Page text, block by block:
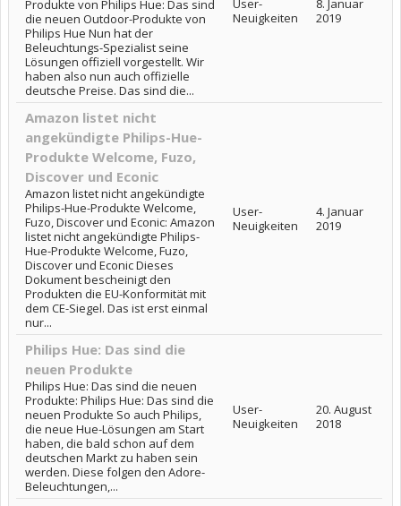
Produkte von Philips Hue: Das sind
die neuen Outdoor-Produkte von
Philips Hue Nun hat der
Beleuchtungs-Spezialist seine
Lösungen offiziell vorgestellt. Wir
haben also nun auch offizielle
deutsche Preise. Das sind die...
User-
Neuigkeiten
8. Januar
2019
Amazon listet nicht
angekündigte Philips-Hue-
Produkte Welcome, Fuzo,
Discover und Econic
Amazon listet nicht angekündigte
Philips-Hue-Produkte Welcome,
Fuzo, Discover und Econic: Amazon
listet nicht angekündigte Philips-
Hue-Produkte Welcome, Fuzo,
Discover und Econic Dieses
Dokument bescheinigt den
Produkten die EU-Konformität mit
dem CE-Siegel. Das ist erst einmal
nur...
User-
Neuigkeiten
4. Januar
2019
Philips Hue: Das sind die
neuen Produkte
Philips Hue: Das sind die neuen
Produkte: Philips Hue: Das sind die
neuen Produkte So auch Philips,
die neue Hue-Lösungen am Start
haben, die bald schon auf dem
deutschen Markt zu haben sein
werden. Diese folgen den Adore-
Beleuchtungen,...
User-
Neuigkeiten
20. August
2018